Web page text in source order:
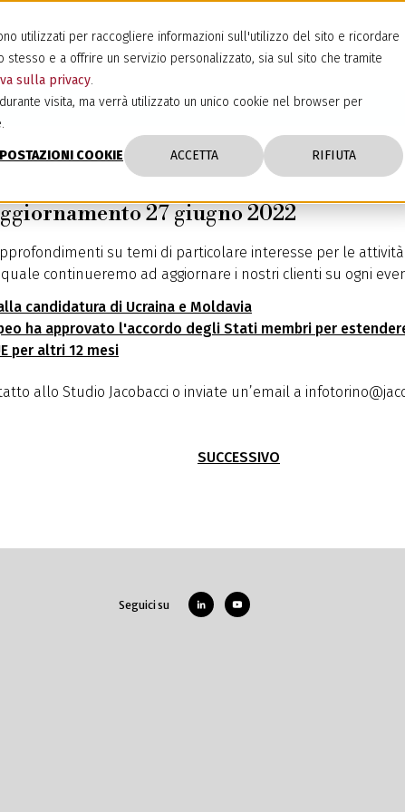
utilizzati per raccogliere informazioni sull'utilizzo del sito e ricordare
e a offrire un servizio personalizzato, sia sul sito che tramite
sulla privacy.
visita, ma verrà utilizzato un unico cookie nel browser per
COOKIE ACCETTA RIFIUTA
27 giugno 2022
su temi di particolare interesse per le
continueremo ad aggiornare i nostri clienti su ogni
candidatura di Ucraina e Moldavia
ha approvato l'accordo degli Stati membri per
per altri 12 mesi
allo Studio Jacobacci o inviate un’email a
SUCCESSIVO
Seguici su